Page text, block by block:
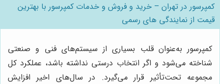
کمپرسور در تهران – خرید و فروش و خدمات کمپرسور با بهترین
قیمت از نمایندگی های رسمی
کمپرسور به‌عنوان قلب بسیاری از سیستم‌های فنی و صنعتی
شناخته می‌شود و اگر انتخاب درستی نداشته باشد، عملکرد کل
مجموعه تحت‌تأثیر قرار می‌گیرد. در سال‌های اخیر افزایش